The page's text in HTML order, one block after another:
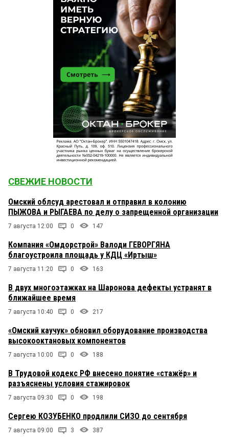
СВЕЖИЕ НОВОСТИ
Омский облсуд арестовал и отправил в колонию
ПЫЖОВА и РЫГАЕВА по делу о запрещенной организации
7 августа 12:00 0 147
Компания «Омдорстрой» Валоди ГЕВОРГЯНА
благоустроила площадь у КДЦ «Иртыш»
7 августа 11:20 0 163
В двух многоэтажках на Шаронова дефекты устранят в
ближайшее время
7 августа 10:40 0 217
«Омский каучук» обновил оборудование производства
высокооктановых компонентов
7 августа 10:00 0 188
В Трудовой кодекс РФ внесено понятие «стажёр» и
разъяснены условия стажировок
7 августа 09:30 0 198
Сергею КОЗУБЕНКО продлили СИЗО до сентября
7 августа 09:00 3 387